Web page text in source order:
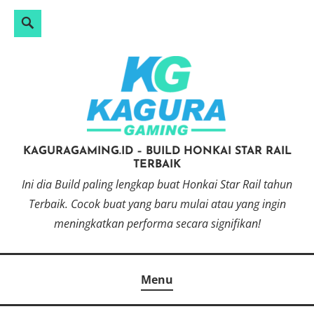
Search
KAGURAGAMING.ID – BUILD HONKAI STAR RAIL
TERBAIK
Ini dia Build paling lengkap buat Honkai Star Rail tahun
Terbaik. Cocok buat yang baru mulai atau yang ingin
meningkatkan performa secara signifikan!
Menu